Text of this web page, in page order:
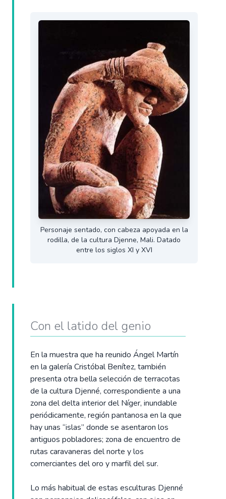
Personaje sentado, con cabeza apoyada en la
rodilla, de la cultura Djenne, Mali. Datado
entre los siglos XI y XVI
Con el latido del genio
En la muestra que ha reunido Ángel Martín
en la galería Cristóbal Benítez, también
presenta otra bella selección de terracotas
de la cultura Djenné, correspondiente a una
zona del delta interior del Níger, inundable
periódicamente, región pantanosa en la que
hay unas “islas” donde se asentaron los
antiguos pobladores; zona de encuentro de
rutas caravaneras del norte y los
comerciantes del oro y marfil del sur.
Lo más habitual de estas esculturas Djenné